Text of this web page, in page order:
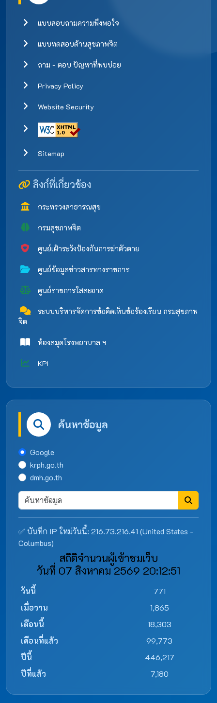
แบบสอบถามความพึงพอใจ
แบบทดสอบด้านสุขภาพจิต
ถาม - ตอบ ปัญหาที่พบบ่อย
Privacy Policy
Website Security
Sitemap
ลิงก์ที่เกี่ยวข้อง
กระทรวงสาธารณสุข
กรมสุขภาพจิต
ศูนย์เฝ้าระวังป้องกันการฆ่าตัวตาย
ศูนย์ข้อมูลข่าวสารทางราชการ
ศูนย์ราชการใสสะอาด
ระบบบริหารจัดการข้อคิดเห็นข้อร้องเรียน กรมสุขภาพ
จิต
ห้องสมุดโรงพยาบาล ฯ
KPI
ค้นหาข้อมูล
Google
krph.go.th
dmh.go.th
✅ บันทึก IP ใหม่วันนี้: 216.73.216.41 (United States -
Columbus)
สถิติจำนวนผู้เข้าชมเว็บ
วันที่ 07 สิงหาคม 2569 20:12:51
วันนี้
771
เมื่อวาน
1,865
เดือนนี้
18,303
เดือนที่แล้ว
99,773
ปีนี้
446,217
ปีที่แล้ว
7,180